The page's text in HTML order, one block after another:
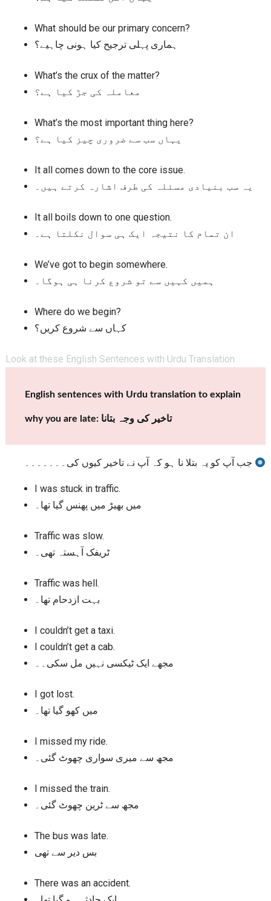
What should be our primary concern?
ہماری پہلی ترجیح کیا ہونی چاہیے؟
What’s the crux of the matter?
معاملہ کی جڑ کیا ہے؟
What’s the most important thing here?
یہاں سب سے ضروری چیز کیا ہے؟
It all comes down to the core issue.
یہ سب بنیادی مسئلہ کی طرف اشارہ کرتے ہیں۔
It all boils down to one question.
ان تمام کا نتیجہ ایک ہی سوال نکلتا ہے۔
We’ve got to begin somewhere.
ہمیں کہیں سے تو شروع کرنا ہی ہوگا۔
Where do we begin?
کہاں سے شروع کریں؟
Look at these English Sentences with Urdu Translation
English sentences with Urdu translation to explain
why you are late: تاخیر کی وجہ بتانا
جب آپ کو یہ بتلا نا ہو کہ آپ نے تاخیر کیوں کی۔۔۔۔۔۔۔
I was stuck in traffic.
میں بھیڑ میں پھنس گیا تھا۔
Traffic was slow.
ٹریفک آہستہ تھی۔
Traffic was hell.
بہت ازدحام تھا۔
I couldn’t get a taxi.
I couldn’t get a cab.
مجھے ایک ٹیکسی نہیں مل سکی۔۔
I got lost.
میں کھو گیا تھا۔
I missed my ride.
مجھ سے میری سواری چھوٹ گئی۔
I missed the train.
مجھ سے ٹرین چھوٹ گئی۔
The bus was late.
بس دیر سے تھی
There was an accident.